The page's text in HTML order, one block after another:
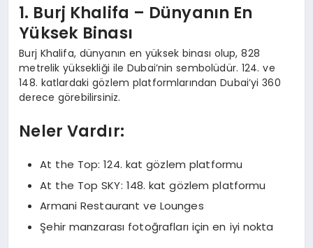
1. Burj Khalifa – Dünyanın En
Yüksek Binası
Burj Khalifa, dünyanın en yüksek binası olup, 828
metrelik yüksekliği ile Dubai’nin sembolüdür. 124. ve
148. katlardaki gözlem platformlarından Dubai’yi 360
derece görebilirsiniz.
Neler Vardır:
At the Top: 124. kat gözlem platformu
At the Top SKY: 148. kat gözlem platformu
Armani Restaurant ve Lounges
Şehir manzarası fotoğrafları için en iyi nokta